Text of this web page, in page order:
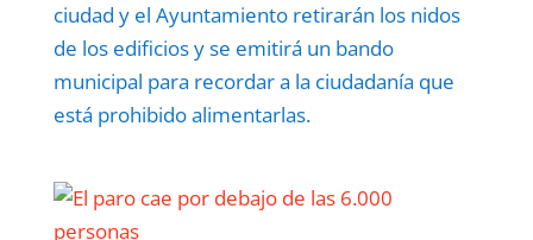
ciudad y el Ayuntamiento retirarán los nidos
de los edificios y se emitirá un bando
municipal para recordar a la ciudadanía que
está prohibido alimentarlas.